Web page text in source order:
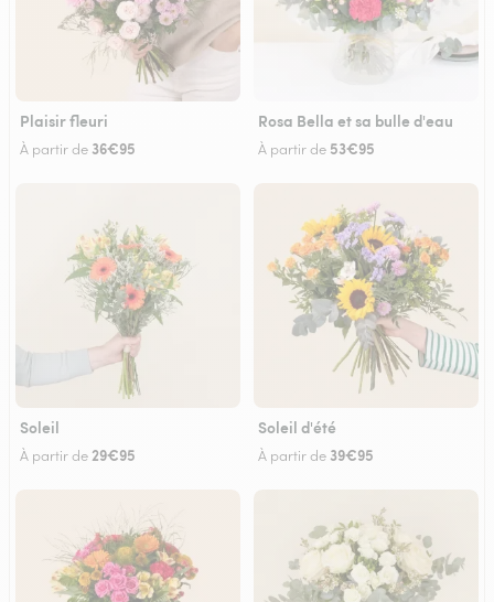
Plaisir fleuri
À partir de 36€95
Rosa Bella et sa bulle d'eau
À partir de 53€95
Soleil
À partir de29€95
Soleil d'été
À partir de 39€95